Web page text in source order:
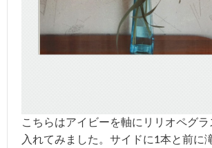
こちらはアイビーを軸にリリオペグ
入れてみました。サイドに1本と前に